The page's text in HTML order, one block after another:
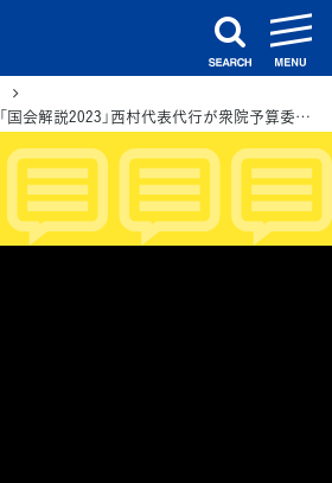
search
【動画配信】2月22日（水）、「国会解説2023」西村代表代行が衆院予算委員会 集中審議を振り返り解説